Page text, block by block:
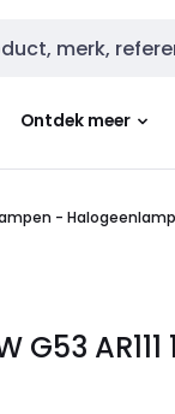
Ontdek meer
- Halogeenlamp
AR111